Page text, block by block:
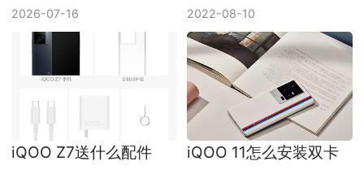
2026-07-16 2022-08-10
iQOO Z7送什么配件 iQOO 11怎么安装双卡